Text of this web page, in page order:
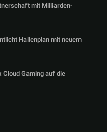
mit Milliarden-
Hallenplan mit neuem
Gaming auf die